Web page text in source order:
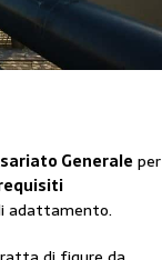
Generale per
adattamento.